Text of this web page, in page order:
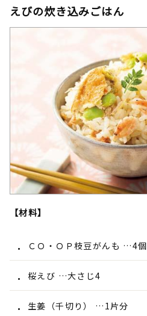
えびの炊き込みごはん
【材料】
ＣＯ・ＯＰ枝豆がんも …4個
桜えび …大さじ4
生姜（千切り） …1片分